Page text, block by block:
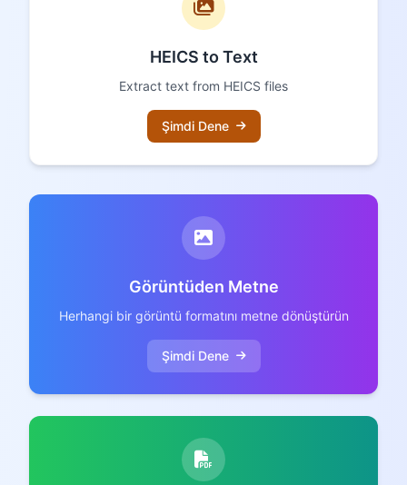
HEICS to Text
Extract text from HEICS files
Şimdi Dene
Görüntüden Metne
Herhangi bir görüntü formatını metne dönüştürün
Şimdi Dene